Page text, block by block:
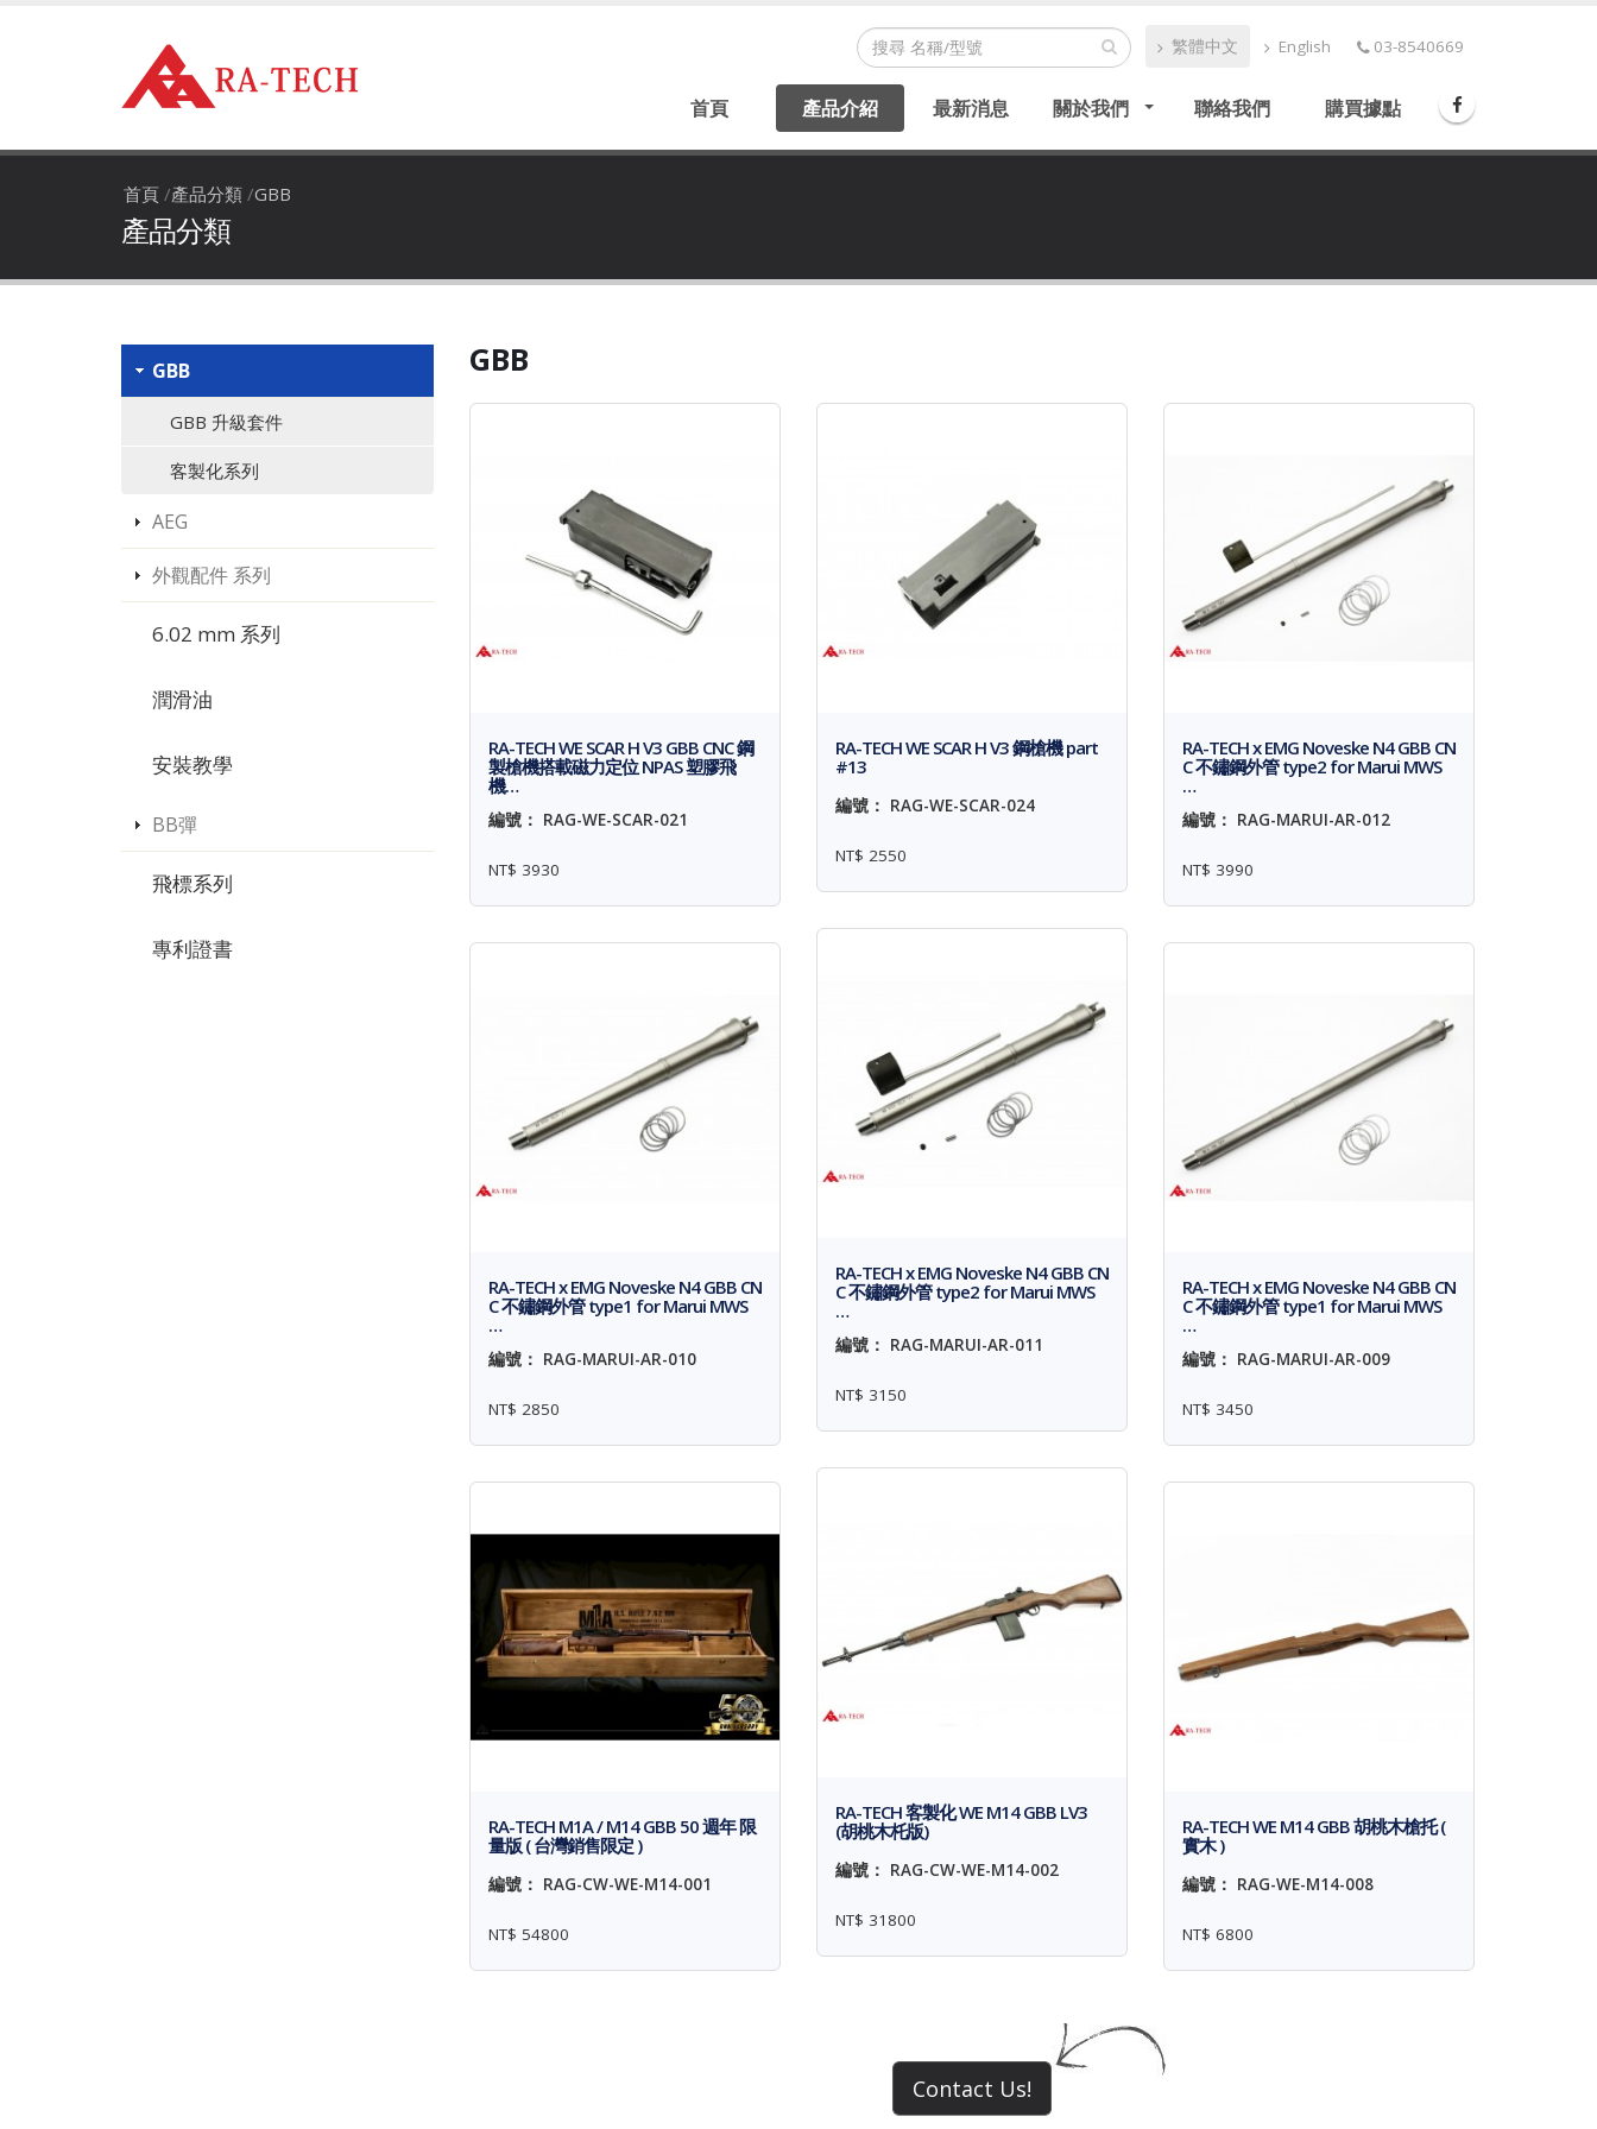
繁體中文 English 03-8540669
首頁 產品介紹 最新消息 關於我們 聯絡我們 購買據點
首頁 /產品分類 /GBB
產品分類
GBB
GBB 升級套件
客製化系列
AEG
外觀配件 系列
6.02 mm 系列
潤滑油
安裝教學
BB彈
飛標系列
專利證書
GBB
RA-TECH WE SCAR H V3 GBB CNC 鋼
製槍機搭載磁力定位 NPAS 塑膠飛
機…
編號： RAG-WE-SCAR-021
NT$ 3930
RA-TECH WE SCAR H V3 鋼槍機 part
#13
編號： RAG-WE-SCAR-024
NT$ 2550
RA-TECH x EMG Noveske N4 GBB CN
C 不鏽鋼外管 type2 for Marui MWS
…
編號： RAG-MARUI-AR-012
NT$ 3990
RA-TECH x EMG Noveske N4 GBB CN
C 不鏽鋼外管 type2 for Marui MWS
…
編號： RAG-MARUI-AR-011
NT$ 3150
RA-TECH x EMG Noveske N4 GBB CN
C 不鏽鋼外管 type1 for Marui MWS
…
編號： RAG-MARUI-AR-010
NT$ 2850
RA-TECH x EMG Noveske N4 GBB CN
C 不鏽鋼外管 type1 for Marui MWS
…
編號： RAG-MARUI-AR-009
NT$ 3450
RA-TECH 客製化 WE M14 GBB LV3
(胡桃木杔版)
編號： RAG-CW-WE-M14-002
NT$ 31800
RA-TECH M1A / M14 GBB 50 週年 限
量版 ( 台灣銷售限定 )
編號： RAG-CW-WE-M14-001
NT$ 54800
RA-TECH WE M14 GBB 胡桃木槍托 (
實木 )
編號： RAG-WE-M14-008
NT$ 6800
Contact Us!